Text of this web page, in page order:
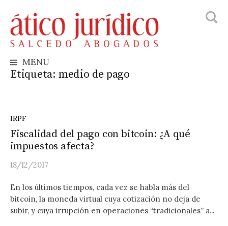
to
content
MENU
Etiqueta: medio de pago
IRPF
Fiscalidad del pago con bitcoin: ¿A qué
impuestos afecta?
18/12/2017
En los últimos tiempos, cada vez se habla más del
bitcoin, la moneda virtual cuya cotización no deja de
subir, y cuya irrupción en operaciones “tradicionales” a...